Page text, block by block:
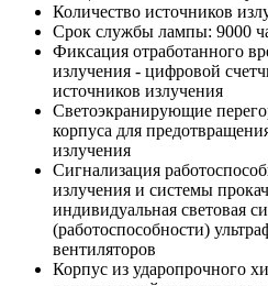
Количество источников
Срок службы лампы: 9000
Фиксация отработанного
излучения - цифровой
источников излучения
Светоэкранирующие
корпуса для
излучения
Сигнализация
излучения и системы
индивидуальная световая
(работоспособности)
вентиляторов
Корпус из ударопрочного